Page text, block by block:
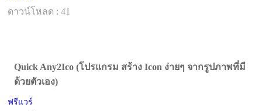
ดาวน์โหลด : 41
Quick Any2Ico (โปรแกรม สร้าง Icon ง่ายๆ จากรูปภาพที่มี
ด้วยตัวเอง)
ฟรีแวร์